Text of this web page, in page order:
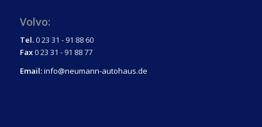
Volvo:
Tel.0 23 31 - 91 88 60
Fax0 23 31 - 91 88 77
Email:info@neumann-autohaus.de